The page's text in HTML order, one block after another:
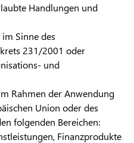
Handlungen und
Sinne des
231/2001 oder
und
Rahmen der Anwendung
Union oder des
folgenden Bereichen:
Finanzprodukte